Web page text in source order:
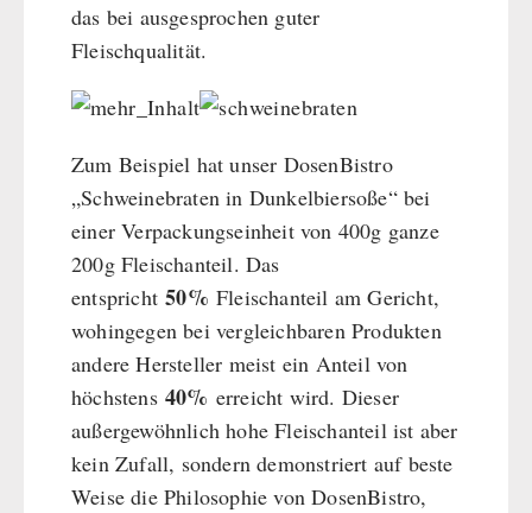
das bei ausgesprochen guter
Fleischqualität.
Zum Beispiel hat unser DosenBistro
„Schweinebraten in Dunkelbiersoße“ bei
einer Verpackungseinheit von 400g ganze
200g Fleischanteil. Das
entspricht50% Fleischanteil am Gericht,
wohingegen bei vergleichbaren Produkten
andere Hersteller meist ein Anteil von
höchstens 40% erreicht wird. Dieser
außergewöhnlich hohe Fleischanteil ist aber
kein Zufall, sondern demonstriert auf beste
Weise die Philosophie von DosenBistro,